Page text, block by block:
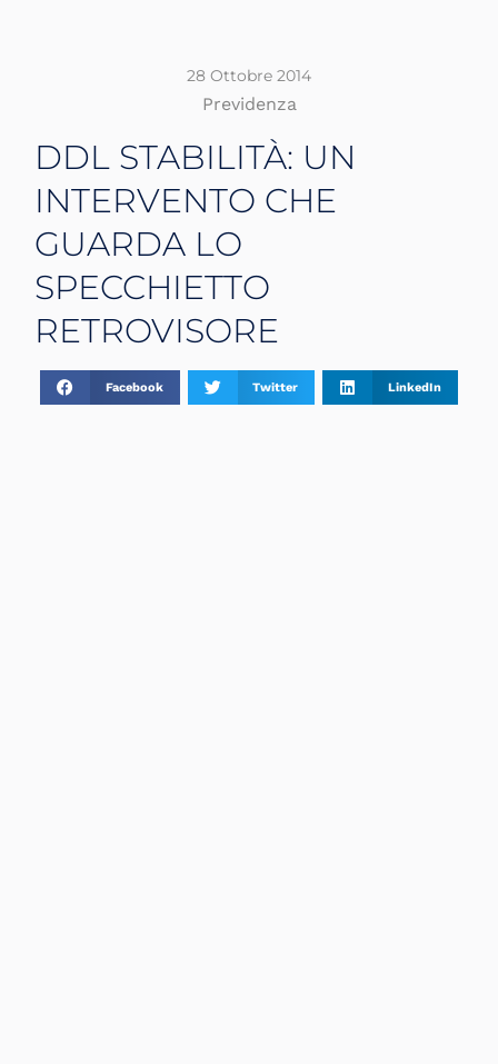
28 Ottobre 2014
Previdenza
DDL STABILITÀ: UN
INTERVENTO CHE
GUARDA LO
SPECCHIETTO
RETROVISORE
Facebook Twitter LinkedIn